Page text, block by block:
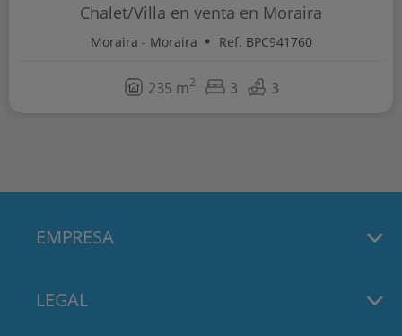
Chalet/Villa en venta en Moraira
Moraira - Moraira Ref. BPC941760
235 m2 3 3
EMPRESA
LEGAL